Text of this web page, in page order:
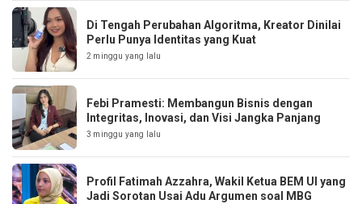
Di Tengah Perubahan Algoritma, Kreator Dinilai
Perlu Punya Identitas yang Kuat
2 minggu yang lalu
Febi Pramesti: Membangun Bisnis dengan
Integritas, Inovasi, dan Visi Jangka Panjang
3 minggu yang lalu
Profil Fatimah Azzahra, Wakil Ketua BEM UI yang
Jadi Sorotan Usai Adu Argumen soal MBG